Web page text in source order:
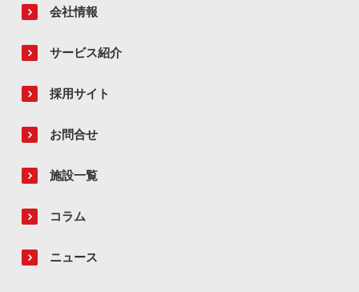
会社情報
サービス紹介
採用サイト
お問合せ
施設一覧
コラム
ニュース